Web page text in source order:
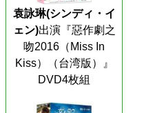
袁詠琳(シンディ・イ
ェン)出演『惡作劇之
吻2016（Miss In
Kiss）（台湾版）』
DVD4枚組